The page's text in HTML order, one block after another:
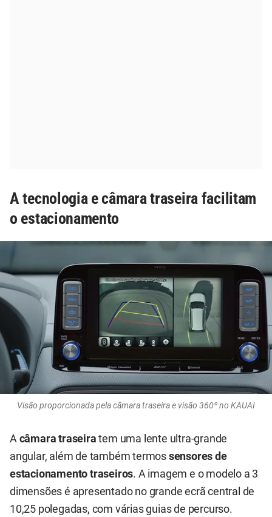
A tecnologia e câmara traseira facilitam
o estacionamento
Visão proporcionada pela câmara traseira e visão 360º no KAUAI
A câmara traseiratem uma lente ultra-grande
angular, além de também termos sensores de
estacionamento traseiros. A imagem e o modelo a 3
dimensões é apresentado no grande ecrã central de
10,25 polegadas, com várias guias de percurso.